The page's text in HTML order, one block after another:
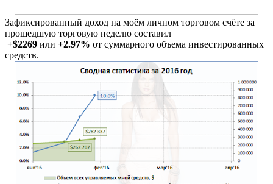
Зафиксированный доход на моём личном торговом счёте за
прошедшую торговую неделю составил
+$2269 или +2.97% от суммарного объема инвестированных
средств.